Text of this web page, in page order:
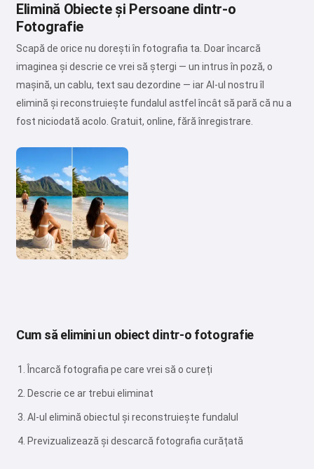
Elimină Obiecte și Persoane dintr-o
Fotografie
Scapă de orice nu dorești în fotografia ta. Doar încarcă
imaginea și descrie ce vrei să ștergi — un intrus în poză, o
mașină, un cablu, text sau dezordine — iar AI-ul nostru îl
elimină și reconstruiește fundalul astfel încât să pară că nu a
fost niciodată acolo. Gratuit, online, fără înregistrare.
Cum să elimini un obiect dintr-o fotografie
Încarcă fotografia pe care vrei să o cureți
Descrie ce ar trebui eliminat
AI-ul elimină obiectul și reconstruiește fundalul
Previzualizează și descarcă fotografia curățată